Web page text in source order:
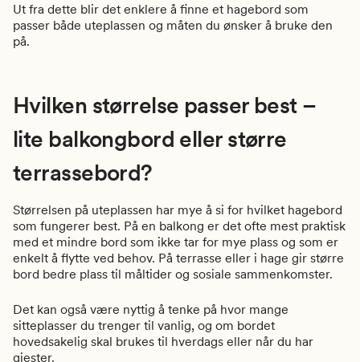
Ut fra dette blir det enklere å finne et hagebord som
passer både uteplassen og måten du ønsker å bruke den
på.
Hvilken størrelse passer best –
lite balkongbord eller større
terrassebord?
Størrelsen på uteplassen har mye å si for hvilket hagebord
som fungerer best. På en balkong er det ofte mest praktisk
med et mindre bord som ikke tar for mye plass og som er
enkelt å flytte ved behov. På terrasse eller i hage gir større
bord bedre plass til måltider og sosiale sammenkomster.
Det kan også være nyttig å tenke på hvor mange
sitteplasser du trenger til vanlig, og om bordet
hovedsakelig skal brukes til hverdags eller når du har
gjester.